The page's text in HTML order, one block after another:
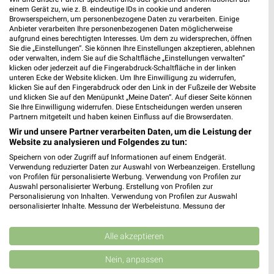
ALDI SÜD Prospekt für Stein ab Mo. den
10.08.
Gültig von 10. Aug. bis 15. Aug.
📅 Kalendereintrag erstellen
PROSPEKT BLÄTTERN
ANGEBOTE
einem Gerät zu, wie z. B. eindeutige IDs in cookie und anderen
Browserspeichern, um personenbezogene Daten zu verarbeiten. Einige
Anbieter verarbeiten Ihre personenbezogenen Daten möglicherweise
aufgrund eines berechtigten Interesses. Um dem zu widersprechen, öffnen
Sie die „Einstellungen“. Sie können Ihre Einstellungen akzeptieren, ablehnen
oder verwalten, indem Sie auf die Schaltfläche „Einstellungen verwalten“
klicken oder jederzeit auf die Fingerabdruck-Schaltfläche in der linken
unteren Ecke der Website klicken. Um Ihre Einwilligung zu widerrufen,
klicken Sie auf den Fingerabdruck oder den Link in der Fußzeile der Website
und klicken Sie auf den Menüpunkt „Meine Daten“. Auf dieser Seite können
Sie Ihre Einwilligung widerrufen. Diese Entscheidungen werden unseren
Partnern mitgeteilt und haben keinen Einfluss auf die Browserdaten.
Wir und unsere Partner verarbeiten Daten, um die Leistung der
Website zu analysieren und Folgendes zu tun:
Speichern von oder Zugriff auf Informationen auf einem Endgerät.
Verwendung reduzierter Daten zur Auswahl von Werbeanzeigen. Erstellung
von Profilen für personalisierte Werbung. Verwendung von Profilen zur
Auswahl personalisierter Werbung. Erstellung von Profilen zur
Personalisierung von Inhalten. Verwendung von Profilen zur Auswahl
personalisierter Inhalte. Messung der Werbeleistung. Messung der
Kombinationen von Daten aus verschiedenen Quellen. Entwicklung und
Verbesserung der Angebote. Verwendung reduzierter Daten zur Auswahl
von Inhalten.
Daten können außerhalb der Europäischen Union weitergegeben und in die
Alle akzeptieren
Nein, anpassen